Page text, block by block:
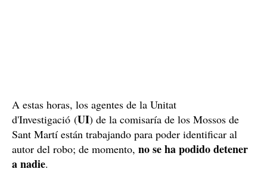
A estas horas, los agentes de la Unitat
d'Investigació (UI) de la comisaría de los Mossos de
Sant Martí están trabajando para poder identificar al
autor del robo; de momento, no se ha podido detener
a nadie.